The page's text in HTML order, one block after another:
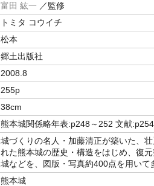
富田 紘一 ／監修
トミタ コウイチ
松本
郷土出版社
2008.8
255p
38cm
熊本城関係略年表:p248～252 文献
城づくりの名人・加藤清正が築いた、
れた熊本城の歴史・構造をはじめ、復
城などを、図版・写真約400点を用いて
熊本城